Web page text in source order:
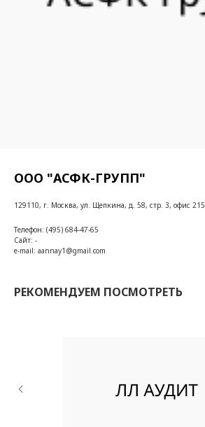
ООО "АСФК-ГРУПП"
129110, г. Москва, ул. Щепкина, д. 58, стр. 3, офис 215
Телефон: (495) 684-47-65
Сайт: -
e-mail: aannay1@gmail.com
РЕКОМЕНДУЕМ ПОСМОТРЕТЬ